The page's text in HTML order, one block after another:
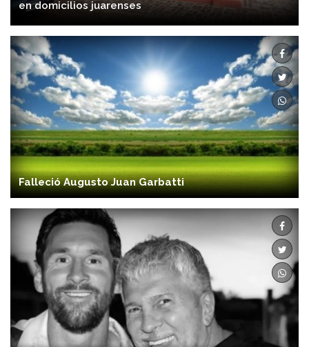
en domicilios juarenses
Falleció Augusto Juan Garbatti